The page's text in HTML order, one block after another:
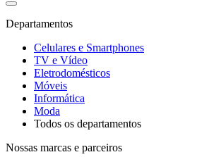
Departamentos
Celulares e Smartphones
TV e Vídeo
Eletrodomésticos
Móveis
Informática
Moda
Todos os departamentos
Nossas marcas e parceiros